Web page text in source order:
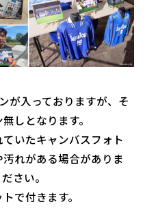
が入っておりますが、そ
しとなります。
いたキャンバスフォト
れがある場合がありま
さい。
で付きます。